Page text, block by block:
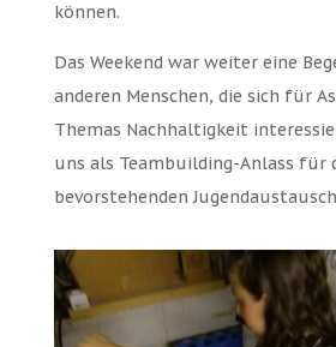
können.
Das Weekend war weiter eine
anderen Menschen, die sich für
Themas Nachhaltigkeit
uns als Teambuilding-Anlass für
bevorstehenden